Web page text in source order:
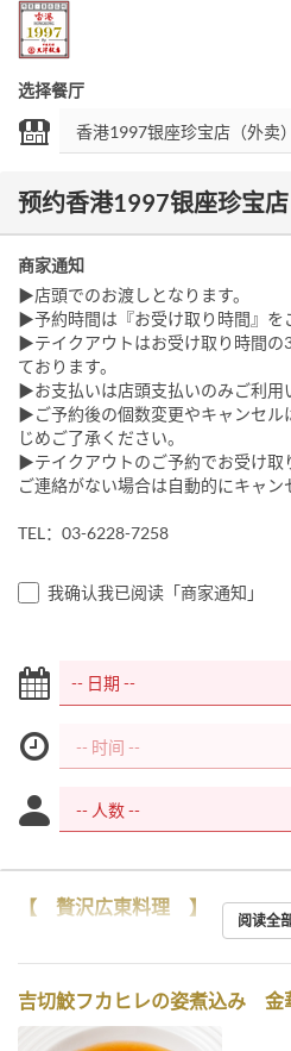
选择餐厅
预约香港1997银座珍宝店
商家通知
▶店頭でのお渡しとなります。
▶予約時間は『お受け取り時間』を
▶テイクアウトはお受け取り時間の
ております。
▶お支払いは店頭支払いのみご利用
▶ご予約後の個数変更やキャンセル
じめご了承ください。
▶テイクアウトのご予約でお受け取
ご連絡がない場合は自動的にキャン
TEL：03-6228-7258
我确认我已阅读「商家通知」
【 贅沢広東料理 】
阅读全
吉切鮫フカヒレの姿煮込み 金